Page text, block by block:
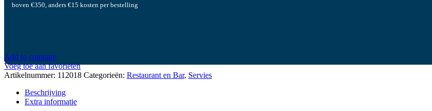
boven €350, anders €15 kosten per bestelling
Add to compare
Voeg toe aan favorieten
Artikelnummer: 112018 Categorieën: Restaurant en Bar, Servies
Beschrijving
Extra informatie